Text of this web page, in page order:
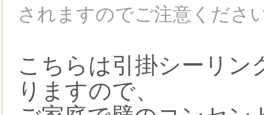
されますのでご注意くださ
こちらは引掛シーリン
りますので、